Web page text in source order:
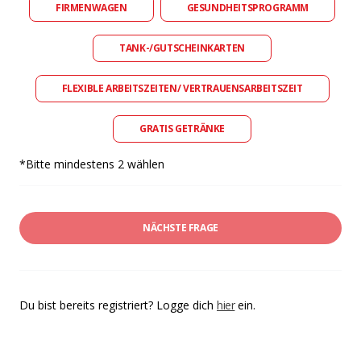
FIRMENWAGEN GESUNDHEITSPROGRAMM
TANK-/GUTSCHEINKARTEN
FLEXIBLE ARBEITSZEITEN/ VERTRAUENSARBEITSZEIT
GRATIS GETRÄNKE
*Bitte mindestens 2 wählen
NÄCHSTE FRAGE
Du bist bereits registriert? Logge dich hierein.